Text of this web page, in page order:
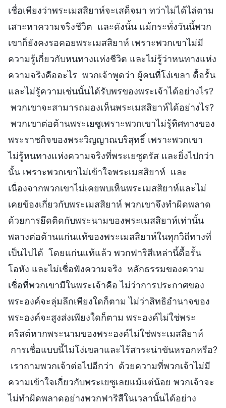
เชื่อเพียงว่าพระเมสสิยาห์จะเสด็จมา ทว่าไม่ได้ไล่ตาม
เสาะหาความจริงชีวิต และดังนั้น แม้กระทั่งวันนี้พวก
เขาก็ยังคงรอคอยพระเมสสิยาห์ เพราะพวกเขาไม่มี
ความรู้เกี่ยวกับหนทางแห่งชีวิต และไม่รู้ว่าหนทางแห่ง
ความจริงคืออะไร พวกเจ้าพูดว่า ผู้คนที่โง่เขลา ดื้อรั้น
และไม่รู้ความเช่นนั้นได้รับพรของพระเจ้าได้อย่างไร?
พวกเขาจะสามารถมองเห็นพระเมสสิยาห์ได้อย่างไร?
พวกเขาต่อต้านพระเยซูเพราะพวกเขาไม่รู้ทิศทางของ
พระราชกิจของพระวิญญาณบริสุทธิ์ เพราะพวกเขา
ไม่รู้หนทางแห่งความจริงที่พระเยซูตรัส และยิ่งไปกว่า
นั้น เพราะพวกเขาไม่เข้าใจพระเมสสิยาห์ และ
เนื่องจากพวกเขาไม่เคยพบเห็นพระเมสสิยาห์และไม่
เคยข้องเกี่ยวกับพระเมสสิยาห์ พวกเขาจึงทำผิดพลาด
ด้วยการยึดติดกับพระนามของพระเมสสิยาห์เท่านั้น
พลางต่อต้านแก่นแท้ของพระเมสสิยาห์ในทุกวิถีทางที่
เป็นไปได้ โดยแก่นแท้แล้ว พวกฟาริสีเหล่านี้ดื้อรั้น
โอหัง และไม่เชื่อฟังความจริง หลักธรรมของความ
เชื่อที่พวกเขามีในพระเจ้าคือ ไม่ว่าการประกาศของ
พระองค์จะลุ่มลึกเพียงใดก็ตาม ไม่ว่าสิทธิอำนาจของ
พระองค์จะสูงส่งเพียงใดก็ตาม พระองค์ไม่ใช่พระ
คริสต์หากพระนามของพระองค์ไม่ใช่พระเมสสิยาห์
การเชื่อแบบนี้ไม่โง่เขลาและไร้สาระน่าขันหรอกหรือ?
เราถามพวกเจ้าต่อไปอีกว่า ด้วยความที่พวกเจ้าไม่มี
ความเข้าใจเกี่ยวกับพระเยซูเลยแม้แต่น้อย พวกเจ้าจะ
ไม่ทำผิดพลาดอย่างพวกฟาริสีในเวลานั้นได้อย่าง